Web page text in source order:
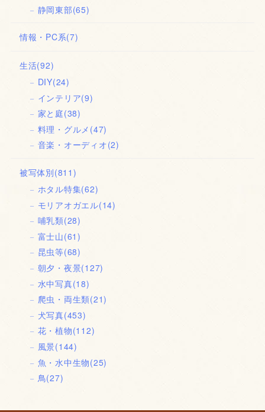
静岡東部(65)
情報・PC系(7)
生活(92)
DIY(24)
インテリア(9)
家と庭(38)
料理・グルメ (47)
音楽・オーディオ(2)
被写体別(811)
ホタル特集(62)
モリアオガエル(14)
哺乳類(28)
富士山(61)
昆虫等(68)
朝夕・夜景(127)
水中写真(18)
爬虫・両生類(21)
犬写真(453)
花・植物(112)
風景(144)
魚・水中生物(25)
鳥(27)